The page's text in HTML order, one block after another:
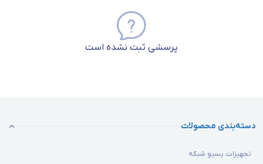
پرسشی ثبت نشده است
دسته‌بندی محصولات
تجهیزات پسیو شبکه